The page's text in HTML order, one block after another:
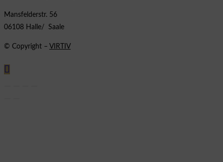
Mansfelderstr. 56
06108 Halle/ Saale
© Copyright – VIRTIV